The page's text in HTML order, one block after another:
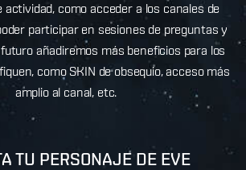
actividad, como acceder a los canales de
participar en sesiones de preguntas y
añadiremos más beneficios para los
como SKIN de obsequio, acceso más
amplio al canal, etc.
TU PERSONAJE DE EVE